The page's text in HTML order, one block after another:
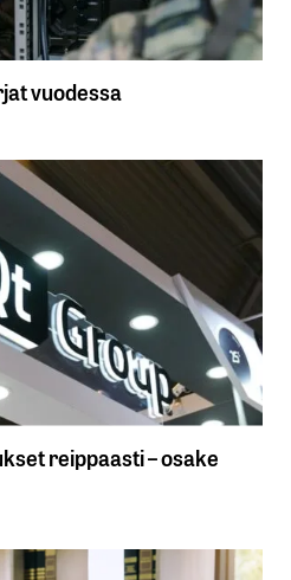
vuodessa
reippaasti – osake